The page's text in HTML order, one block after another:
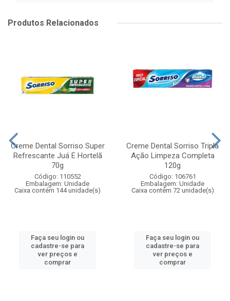
Produtos Relacionados
Creme Dental Sorriso Super
Refrescante Juá E Hortelã
70g
Código: 110552
Embalagem: Unidade
Caixa contém 144 unidade(s)
Faça seu login ou
cadastre-se para
ver preços e
comprar
Creme Dental Sorriso Tripla
Ação Limpeza Completa
120g
Código: 106761
Embalagem: Unidade
Caixa contém 72 unidade(s)
Faça seu login ou
cadastre-se para
ver preços e
comprar